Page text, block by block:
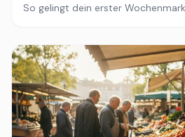
So gelingt dein erster